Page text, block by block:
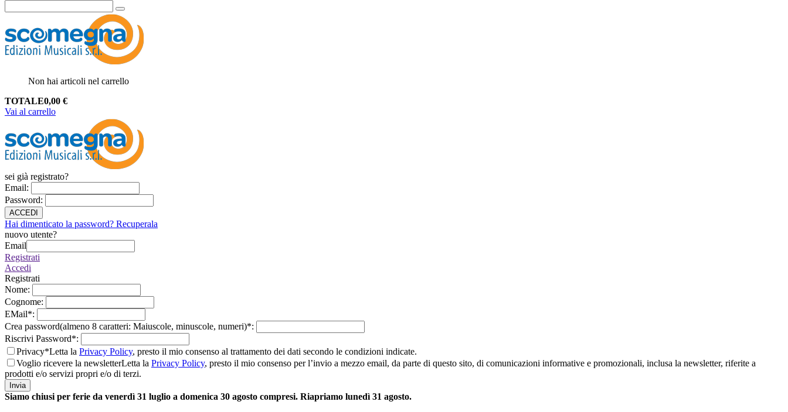
Non hai articoli nel carrello
TOTALE0,00 €
Vai al carrello
sei già registrato?
Email:
Password:
ACCEDI
Hai dimenticato la password? Recuperala
nuovo utente?
Email
Registrati
Accedi
Registrati
Nome:
Cognome:
EMail*:
Crea password(almeno 8 caratteri: Maiuscole, minuscole, numeri)*:
Riscrivi Password*:
Privacy*Letta la Privacy Policy, presto il mio consenso al trattamento dei dati secondo le condizioni indicate.
Voglio ricevere la newsletterLetta la Privacy Policy, presto il mio consenso per l’invio a mezzo email, da parte di questo sito, di comunicazioni informative e promozionali, inclusa la newsletter, riferite a
prodotti e/o servizi propri e/o di terzi.
Invia
Siamo chiusi per ferie da venerdì 31 luglio a domenica 30 agosto compresi. Riapriamo lunedì 31 agosto.